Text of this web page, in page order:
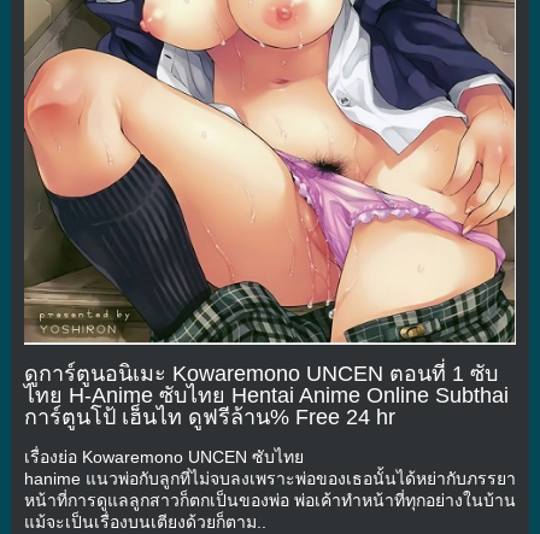
ดูการ์ตูนอนิเมะ Kowaremono UNCEN ตอนที่ 1 ซับ
ไทย H-Anime ซับไทย Hentai Anime Online Subthai
การ์ตูนโป้ เฮ็นไท ดูฟรีล้าน% Free 24 hr
เรื่องย่อ Kowaremono UNCEN ซับไทย
hanime แนวพ่อกับลูกที่ไม่จบลงเพราะพ่อของเธอนั้นได้หย่ากับภรรยา
หน้าที่การดูแลลูกสาวก็ตกเป็นของพ่อ พ่อเค้าทำหน้าที่ทุกอย่างในบ้าน
แม้จะเป็นเรื่องบนเตียงด้วยก็ตาม..